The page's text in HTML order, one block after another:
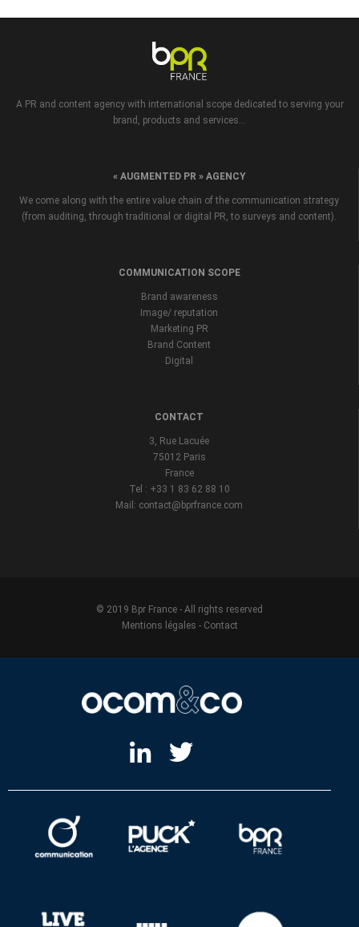
A PR and content agency with international scope dedicated to serving your
brand, products and services...
« AUGMENTED PR » AGENCY
We come along with the entire value chain of the communication strategy
(from auditing, through traditional or digital PR, to surveys and content).
COMMUNICATION SCOPE
Brand awareness
Image/ reputation
Marketing PR
Brand Content
Digital
CONTACT
3, Rue Lacuée
75012 Paris
France
Tel : +33 1 83 62 88 10
Mail: contact@bprfrance.com
© 2019 Bpr France - All rights reserved
Mentions légales - Contact